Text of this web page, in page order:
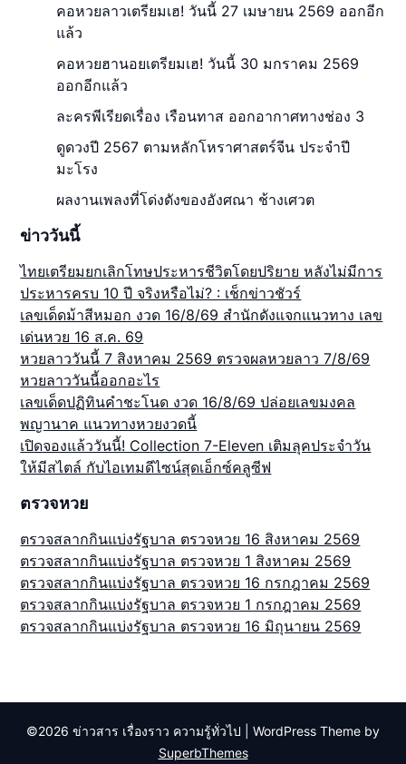
คอหวยลาวเตรียมเฮ! วันนี้ 27 เมษายน 2569 ออกอีก
แล้ว
คอหวยฮานอยเตรียมเฮ! วันนี้ 30 มกราคม 2569
ออกอีกแล้ว
ละครพีเรียดเรื่อง เรือนทาส ออกอากาศทางช่อง 3
ดูดวงปี 2567 ตามหลักโหราศาสตร์จีน ประจำปี
มะโรง
ผลงานเพลงที่โด่งดังของอังศณา ช้างเศวต
ข่าววันนี้
ไทยเตรียมยกเลิกโทษประหารชีวิตโดยปริยาย หลังไม่มีการ
ประหารครบ 10 ปี จริงหรือไม่? : เช็กข่าวชัวร์
เลขเด็ดม้าสีหมอก งวด 16/8/69 สำนักดังแจกแนวทาง เลข
เด่นหวย 16 ส.ค. 69
หวยลาววันนี้ 7 สิงหาคม 2569 ตรวจผลหวยลาว 7/8/69
หวยลาววันนี้ออกอะไร
เลขเด็ดปฏิทินคำชะโนด งวด 16/8/69 ปล่อยเลขมงคล
พญานาค แนวทางหวยงวดนี้
เปิดจองแล้ววันนี้! Collection 7-Eleven เติมลุคประจำวัน
ให้มีสไตล์ กับไอเทมดีไซน์สุดเอ็กซ์คลูซีฟ
ตรวจหวย
ตรวจสลากกินแบ่งรัฐบาล ตรวจหวย 16 สิงหาคม 2569
ตรวจสลากกินแบ่งรัฐบาล ตรวจหวย 1 สิงหาคม 2569
ตรวจสลากกินแบ่งรัฐบาล ตรวจหวย 16 กรกฎาคม 2569
ตรวจสลากกินแบ่งรัฐบาล ตรวจหวย 1 กรกฎาคม 2569
ตรวจสลากกินแบ่งรัฐบาล ตรวจหวย 16 มิถุนายน 2569
©2026 ข่าวสาร เรื่องราว ความรู้ทั่วไป
| WordPress Theme by
SuperbThemes